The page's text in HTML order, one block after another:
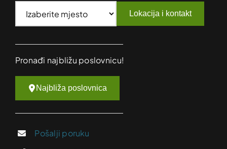
Lokacija i kontakt
Pronađi najbližu poslovnicu!
Najbliža poslovnica
Pošalji poruku